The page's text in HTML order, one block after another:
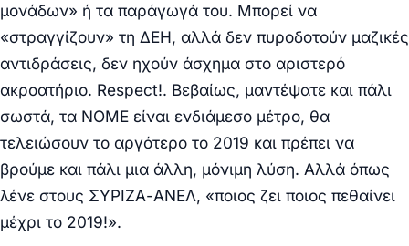
μονάδων» ή τα παράγωγά του. Μπορεί να
«στραγγίζουν» τη ΔΕΗ, αλλά δεν πυροδοτούν μαζικές
αντιδράσεις, δεν ηχούν άσχημα στο αριστερό
ακροατήριο. Respect!. Βεβαίως, μαντέψατε και πάλι
σωστά, τα ΝΟΜΕ είναι ενδιάμεσο μέτρο, θα
τελειώσουν το αργότερο το 2019 και πρέπει να
βρούμε και πάλι μια άλλη, μόνιμη λύση. Αλλά όπως
λένε στους ΣΥΡΙΖΑ-ΑΝΕΛ, «ποιος ζει ποιος πεθαίνει
μέχρι το 2019!».